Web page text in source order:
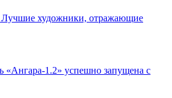
Лучшие художники, отражающие
«Ангара-1.2» успешно запущена с